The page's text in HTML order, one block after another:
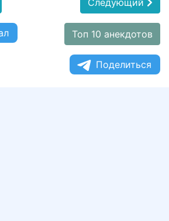
Следующий
Топ 10 анекдотов
Поделиться